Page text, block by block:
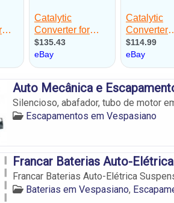
Auto Mecânica e
Silencioso, abafador, tubo de motor
Escapamentos em Vespasiano
Francar Baterias Auto-
Francar Baterias Auto-Elétrica
Baterias em Vespasiano,